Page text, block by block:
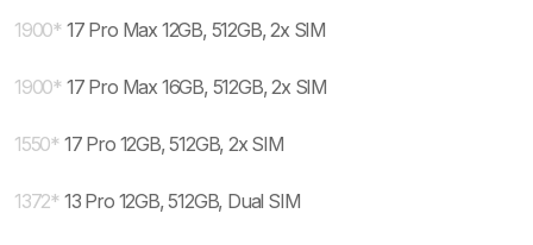
1900* 17 Pro Max 12GB, 512GB, 2x SIM
1900* 17 Pro Max 16GB, 512GB, 2x SIM
1550* 17 Pro 12GB, 512GB, 2x SIM
1372* 13 Pro 12GB, 512GB, Dual SIM